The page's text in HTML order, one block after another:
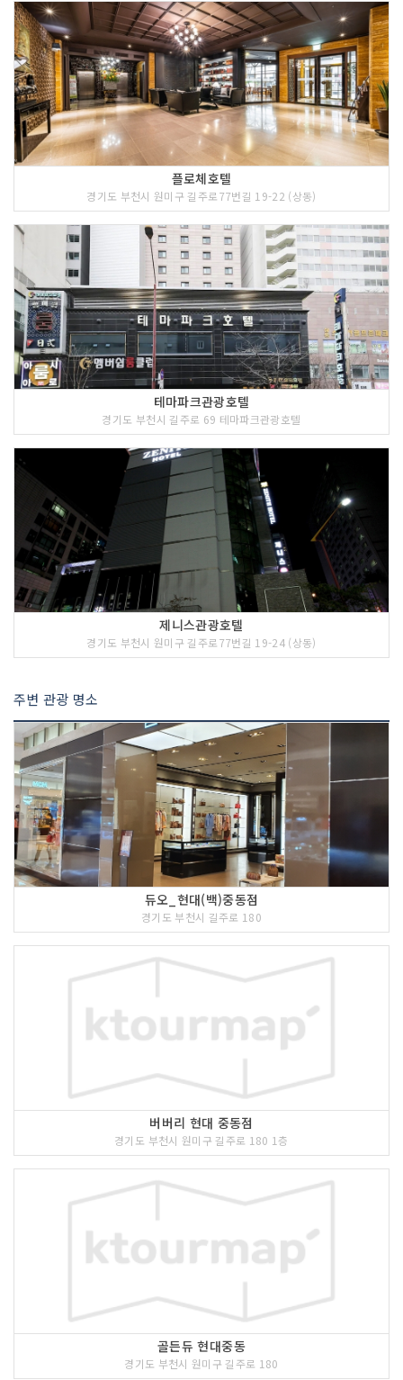
플로체호텔
경기도 부천시 원미구 길주로77번길 19-22 (상동)
테마파크관광호텔
경기도 부천시 길주로 69 테마파크관광호텔
제니스관광호텔
경기도 부천시 원미구 길주로77번길 19-24 (상동)
주변 관광 명소
듀오_현대(백)중동점
경기도 부천시 길주로 180
버버리 현대 중동점
경기도 부천시 원미구 길주로 180 1층
골든듀 현대중동
경기도 부천시 원미구 길주로 180